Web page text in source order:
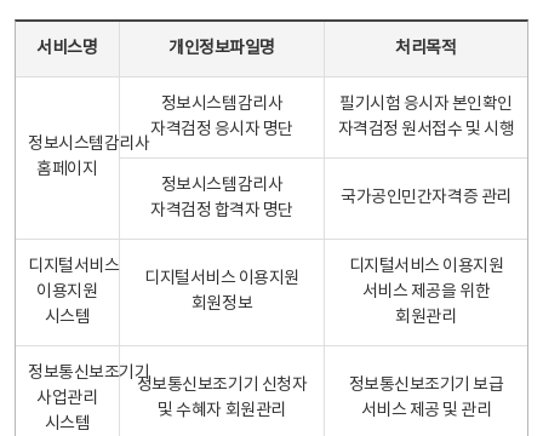
서비스명 개인정보파일명 처리목적
정보시스템감리사
홈페이지
정보시스템감리사
자격검정 응시자 명단
필기시험 응시자 본인확인
자격검정 원서접수 및 시행
정보시스템감리사
자격검정 합격자 명단
국가공인민간자격증 관리
디지털서비스
이용지원
시스템
디지털서비스 이용지원
회원정보
디지털서비스 이용지원
서비스 제공을 위한
회원관리
정보통신보조기기
사업관리
시스템
정보통신보조기기 신청자
및 수혜자 회원관리
정보통신보조기기 보급
서비스 제공 및 관리